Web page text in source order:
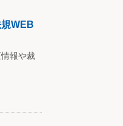
WEB
報や裁